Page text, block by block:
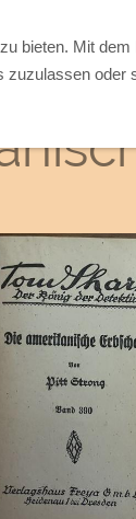
zu bieten. Mit
oder